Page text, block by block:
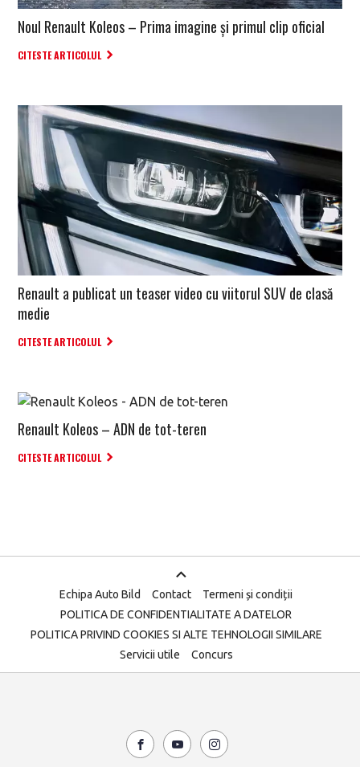
Noul Renault Koleos – Prima imagine și primul clip oficial
CITESTE ARTICOLUL
Renault a publicat un teaser video cu viitorul SUV de clasă
medie
CITESTE ARTICOLUL
Renault Koleos – ADN de tot-teren
CITESTE ARTICOLUL
Echipa Auto Bild Contact
Termeni și condiții
POLITICA DE CONFIDENTIALITATE A DATELOR
POLITICA PRIVIND COOKIES SI ALTE TEHNOLOGII SIMILARE
Servicii utile
Concurs